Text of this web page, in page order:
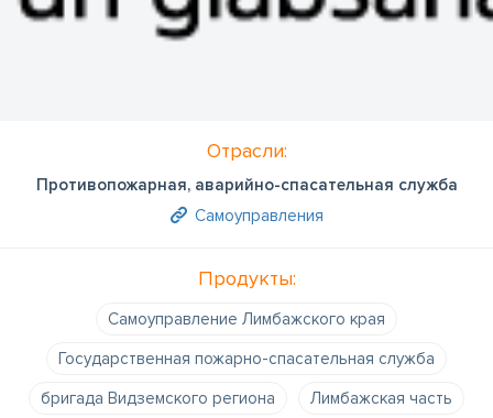
Отрасли:
Противопожарная, аварийно-спасательная служба
Самоуправления
Продукты:
Самоуправление Лимбажского края
Государственная пожарно-спасательная служба
бригада Видземского региона
Лимбажская часть